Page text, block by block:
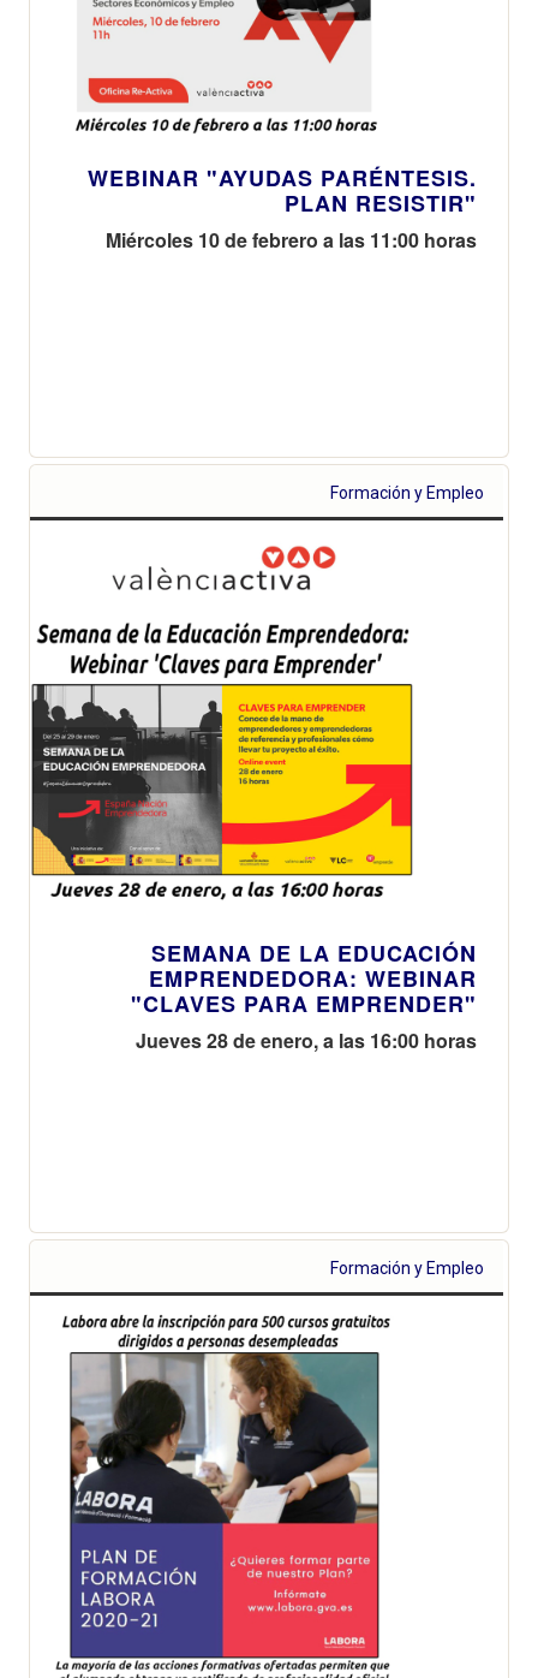
WEBINAR "AYUDAS PARÉNTESIS.
PLAN RESISTIR"
Miércoles 10 de febrero a las 11:00 horas
Formación y Empleo
SEMANA DE LA EDUCACIÓN
EMPRENDEDORA: WEBINAR
"CLAVES PARA EMPRENDER"
Jueves 28 de enero, a las 16:00 horas
Formación y Empleo